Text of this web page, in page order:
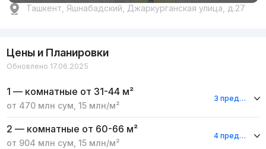
Ташкент, Яшнабадский, Джаркурганская улица, д.27
Цены и Планировки
Обновлено 17.06.2025
1 — комнатные от 31-44 м²
от 470 млн сум 15 млн/м²
3 предложения
2 — комнатные от 60-66 м²
от 904 млн сум 15 млн/м²
4 предложения